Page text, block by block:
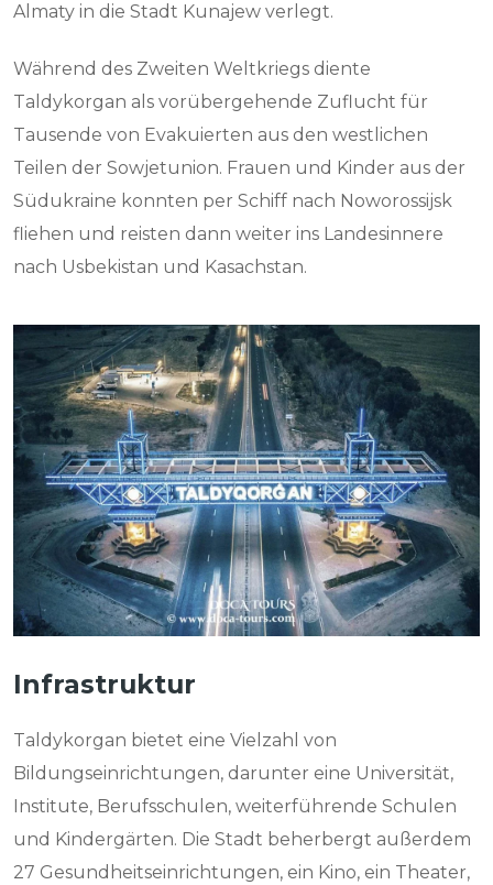
Almaty in die Stadt Kunajew verlegt.
Während des Zweiten Weltkriegs diente
Taldykorgan als vorübergehende Zuflucht für
Tausende von Evakuierten aus den westlichen
Teilen der Sowjetunion. Frauen und Kinder aus der
Südukraine konnten per Schiff nach Noworossijsk
fliehen und reisten dann weiter ins Landesinnere
nach Usbekistan und Kasachstan.
Infrastruktur
Taldykorgan bietet eine Vielzahl von
Bildungseinrichtungen, darunter eine Universität,
Institute, Berufsschulen, weiterführende Schulen
und Kindergärten. Die Stadt beherbergt außerdem
27 Gesundheitseinrichtungen, ein Kino, ein Theater,